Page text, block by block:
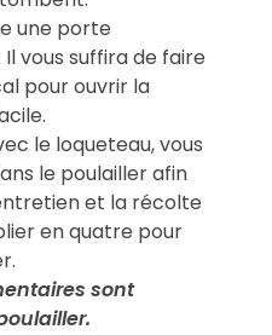
une porte
vous suffira de faire
pour ouvrir la
le loqueteau, vous
le poulailler afin
et la récolte
en quatre pour
sont